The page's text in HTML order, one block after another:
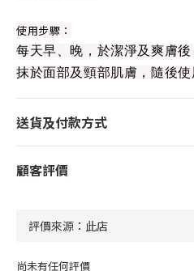
使用步驟：
每天早、晚，於潔淨及爽膚
抹於面部及頸部肌膚，隨後使
送貨及付款方式
顧客評價
尚未有任何評價